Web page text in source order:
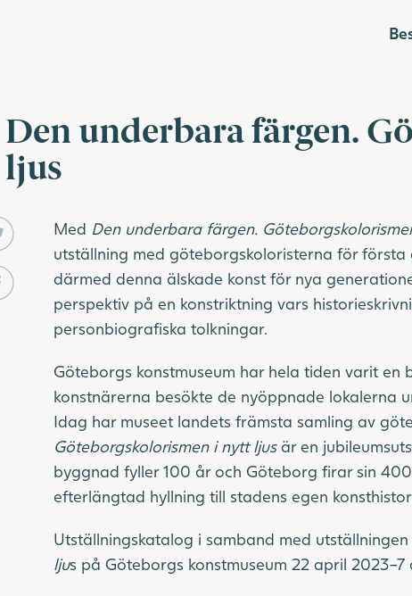
Den underbara färgen.
ljus
Med Den underbara färgen.
utställning med göteborgskoloristerna för
därmed denna älskade konst för nya
perspektiv på en konstriktning vars
personbiografiska tolkningar.
Göteborgs konstmuseum har hela tiden varit
konstnärerna besökte de nyöppnade lokalerna
Idag har museet landets främsta samling av
Göteborgskolorismen i nytt ljusär en
byggnad fyller 100 år och Göteborg firar sin
efterlängtad hyllning till stadens egen
Utställningskatalog i samband med utställningen
ljus på Göteborgs konstmuseum 22 april 2023–7